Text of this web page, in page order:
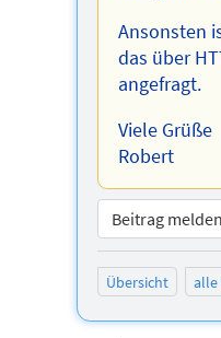
Ansonsten
das über
angefragt.
Viele Grüße
Robert
Beitrag melden
Übersicht alle